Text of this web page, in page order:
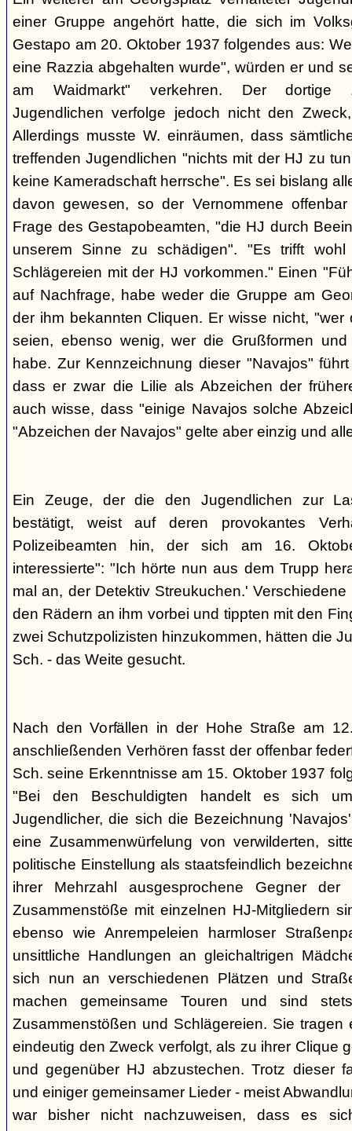
einer Gruppe angehört hatte, die sich im
Gestapo am 20. Oktober 1937 folgendes aus:
eine Razzia abgehalten wurde", würden er und
am Waidmarkt" verkehren. Der dortige
Jugendlichen verfolge jedoch nicht den
Allerdings musste W. einräumen, dass
treffenden Jugendlichen "nichts mit der HJ zu
keine Kameradschaft herrsche". Es sei bislang
davon gewesen, so der Vernommene
Frage des Gestapobeamten, "die HJ durch
unserem Sinne zu schädigen". "Es trifft
Schlägereien mit der HJ vorkommen." Einen
auf Nachfrage, habe weder die Gruppe am
der ihm bekannten Cliquen. Er wisse nicht, "wer
seien, ebenso wenig, wer die Grußformen
habe. Zur Kennzeichnung dieser "Navajos"
dass er zwar die Lilie als Abzeichen der
auch wisse, dass "einige Navajos solche
"Abzeichen der Navajos" gelte aber einzig und
Ein Zeuge, der die den Jugendlichen zur
bestätigt, weist auf deren provokantes
Polizeibeamten hin, der sich am 16.
interessierte": "Ich hörte nun aus dem Trupp
mal an, der Detektiv Streukuchen.'
den Rädern an ihm vorbei und tippten mit den
zwei Schutzpolizisten hinzukommen, hätten die
Sch. - das Weite gesucht.
Nach den Vorfällen in der Hohe Straße am
anschließenden Verhören fasst der offenbar
Sch. seine Erkenntnisse am 15. Oktober 1937
"Bei den Beschuldigten handelt es sich
Jugendlicher, die sich die Bezeichnung
eine Zusammenwürfelung von verwilderten,
politische Einstellung als staatsfeindlich
ihrer Mehrzahl ausgesprochene Gegner
Zusammenstöße mit einzelnen HJ-Mitgliedern
ebenso wie Anrempeleien harmloser
unsittliche Handlungen an gleichaltrigen
sich nun an verschiedenen Plätzen und
machen gemeinsame Touren und sind
Zusammenstößen und Schlägereien. Sie tragen
eindeutig den Zweck verfolgt, als zu ihrer Clique
und gegenüber HJ abzustechen. Trotz dieser
und einiger gemeinsamer Lieder - meist
war bisher nicht nachzuweisen, dass es